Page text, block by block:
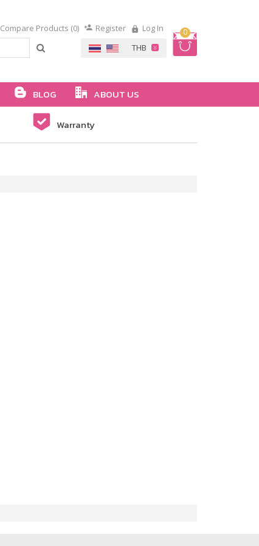
0
Compare Products (0) Register Log In
BLOG ABOUT US
Warranty